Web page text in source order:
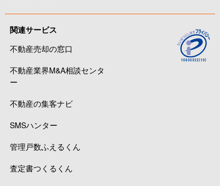
関連サービス
不動産売却の窓口
不動産業界M&A相談センタ
ー
不動産の集客ナビ
SMSハンター
管理戸数ふえるくん
査定書つくるくん